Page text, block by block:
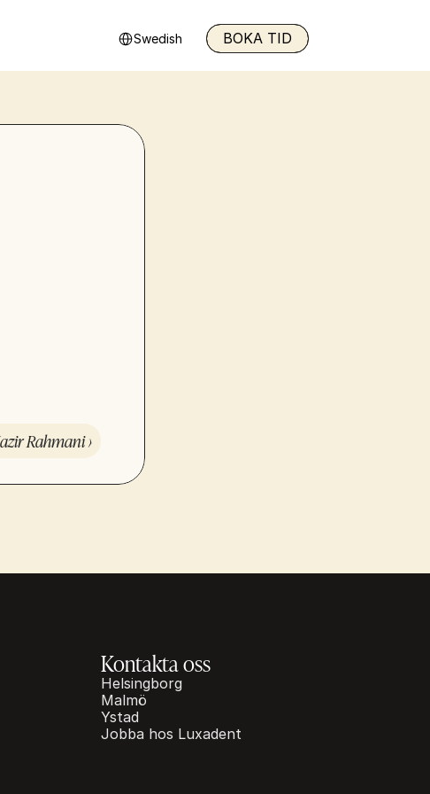
Select Language
Swedish BOKA TID
Rahmani ›
Kontakta oss
Helsingborg
Malmö
Ystad
Jobba hos Luxadent